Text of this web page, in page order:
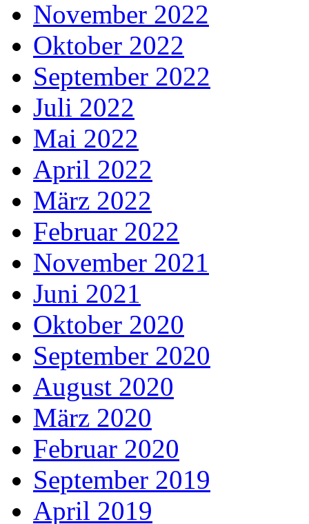
November 2022
Oktober 2022
September 2022
Juli 2022
Mai 2022
April 2022
März 2022
Februar 2022
November 2021
Juni 2021
Oktober 2020
September 2020
August 2020
März 2020
Februar 2020
September 2019
April 2019